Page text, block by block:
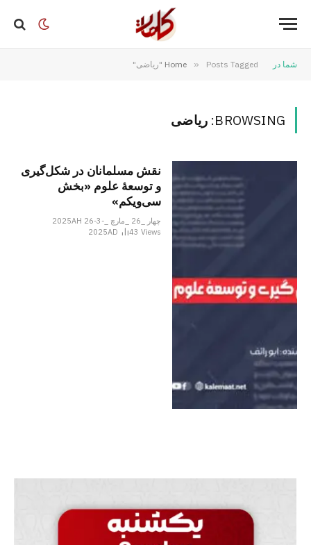
شما در Home » Posts Tagged "ریاضی"
BROWSING: ریاضی
نقش مسلمانان در شکل‌گیری
و توسعۀ علوم «بخش
سی‌ویکم»
چهار _26 _مارچ _2025AH 26-3-
2025AD
43Views